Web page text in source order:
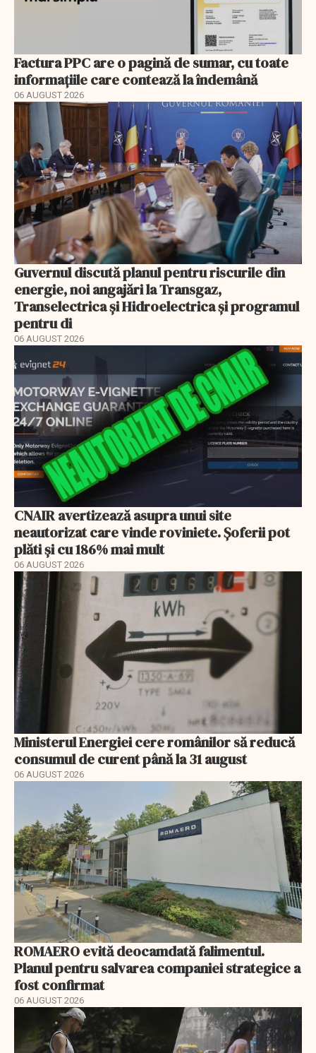
Factura PPC are o pagină de sumar, cu toate
informațiile care contează la îndemână
06 AUGUST 2026
Guvernul discută planul pentru riscurile din
energie, noi angajări la Transgaz,
Transelectrica și Hidroelectrica și programul
pentru di
06 AUGUST 2026
CNAIR avertizează asupra unui site
neautorizat care vinde roviniete. Șoferii pot
plăti și cu 186% mai mult
06 AUGUST 2026
Ministerul Energiei cere românilor să reducă
consumul de curent până la 31 august
06 AUGUST 2026
ROMAERO evită deocamdată falimentul.
Planul pentru salvarea companiei strategice a
fost confirmat
06 AUGUST 2026